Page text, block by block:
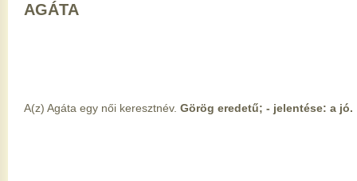
AGÁTA
A(z) Agáta egy női keresztnév. Görög eredetű; - jelentése: a jó.